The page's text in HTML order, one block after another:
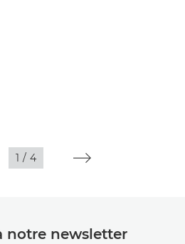
1 / 4
notre newsletter